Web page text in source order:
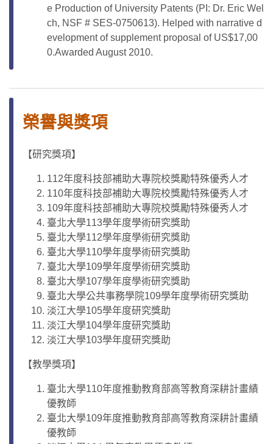
e Production of University Patents (PI: Dr. Eric Wel
ch, NSF # SES-0750613). Helped with narrative d
evelopment of supplement proposal of US$17,00
0.Awarded August 2010.
榮譽與獎項
【研究獎項】
112年度科技部補助大專院校獎勵特殊優秀人才
110年度科技部補助大專院校獎勵特殊優秀人才
109年度科技部補助大專院校獎勵特殊優秀人才
臺北大學113學年度學術研究獎助
臺北大學112學年度學術研究獎助
臺北大學110學年度學術研究獎助
臺北大學109學年度學術研究獎助
臺北大學107學年度學術研究獎助
臺北大學公共事務學院109學年度學術研究獎助
淡江大學105學年度研究獎助
淡江大學104學年度研究獎助
淡江大學103學年度研究獎助
【教學獎項】
臺北大學110年度推動教育部高等教育深耕計畫績
優教師
臺北大學109年度推動教育部高等教育深耕計畫績
優教師